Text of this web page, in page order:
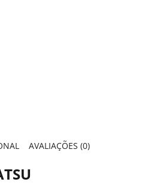
AVALIAÇÕES (0)